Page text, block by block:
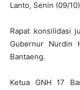
Lanto, Senin (09/
Rapat konsilidasi
Gubernur Nurdin
Bantaeng.
Ketua GNH 17